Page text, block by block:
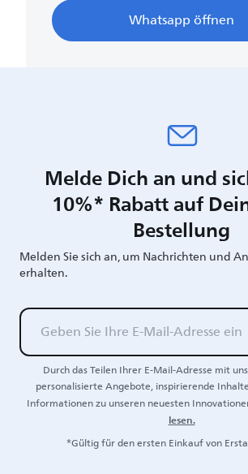
Whatsapp öffnen
Melde Dich an und
10%* Rabatt auf
Bestellung
Melden Sie sich an, um Nachrichten und
erhalten.
Durch das Teilen Ihrer E-Mail-Adresse mit
personalisierte Angebote, inspirierende
Informationen zu unseren neuesten
lesen.
*Gültig für den ersten Einkauf von